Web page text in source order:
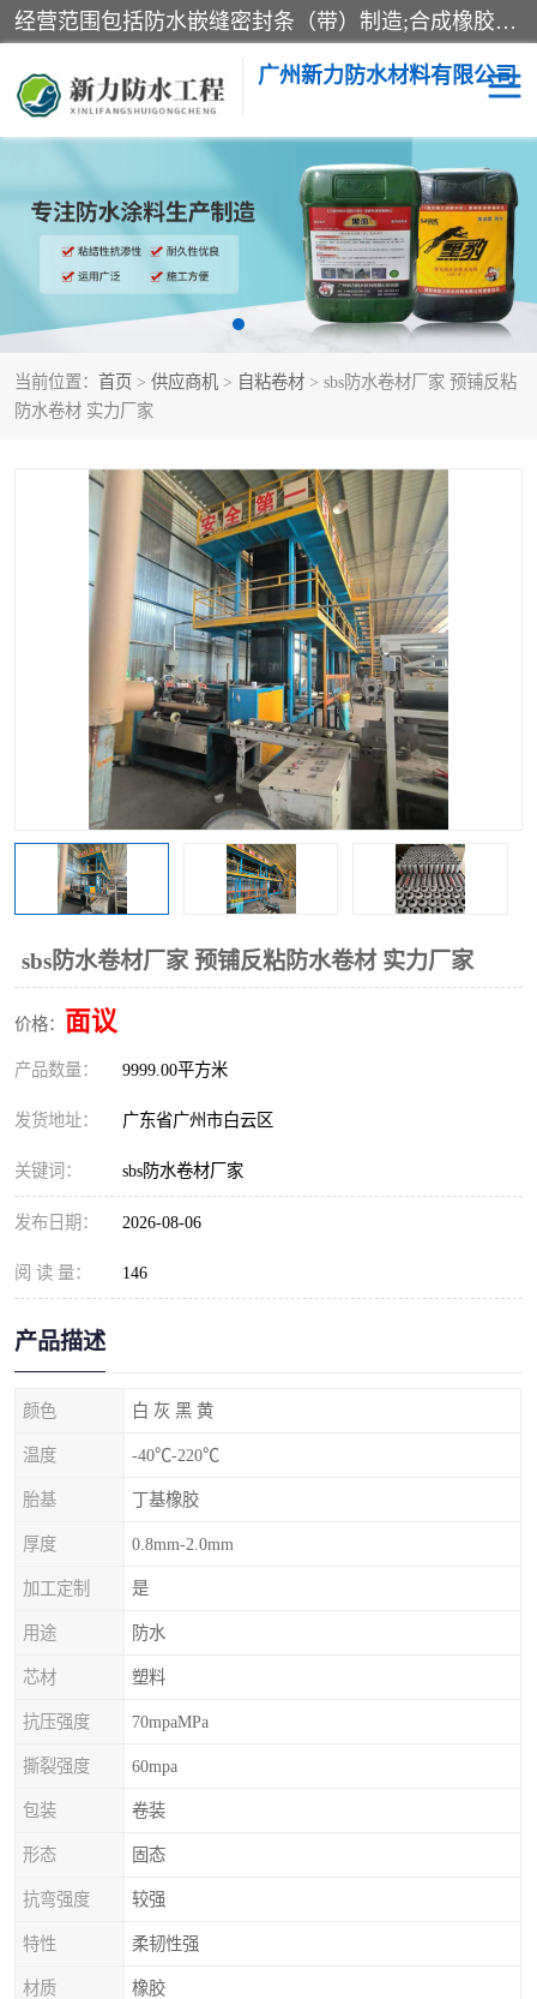
经营范围包括防水嵌缝密封条（带）制造;合成橡胶制造（监控化学品、危险化学品除外）;沥青混合物制造;防水胶粘带制造;其他合成材料制造（监控化学品、危险化学品除外）;涂料制造（监控化学品、危险化学品除外）;建筑结构防水补漏;防水建筑材料制造;粘合剂制造（监控化学品、危险化学品除外）;涂料零售;广州新力防水材料有限公司具有1处分支机构。
广州新力防水材料有限公司
当前位置： 首页 > 供应商机 > 自粘卷材 > sbs防水卷材厂家 预铺反粘
防水卷材 实力厂家
sbs防水卷材厂家 预铺反粘防水卷材 实力厂家
价格： 面议
产品数量： 9999.00平方米
发货地址： 广东省广州市白云区
关键词： sbs防水卷材厂家
发布日期： 2026-08-06
阅 读 量： 146
产品描述
颜色 白 灰 黑 黄
温度 -40℃-220℃
胎基 丁基橡胶
厚度 0.8mm-2.0mm
加工定制 是
用途 防水
芯材 塑料
抗压强度 70mpaMPa
撕裂强度 60mpa
包装 卷装
形态 固态
抗弯强度 较强
特性 柔韧性强
材质 橡胶
黑豹防水胶 建筑108胶水
乳化沥青防水涂料 自粘卷材
非固化橡胶防水涂料